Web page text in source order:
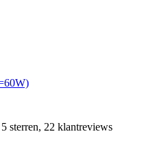
sterren, 22 klantreviews